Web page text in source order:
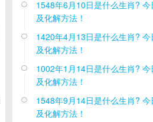

1548年6月10日是什么生肖?
及化解方法！

1420年4月13日是什么生肖?
及化解方法！

1002年1月14日是什么生肖?
及化解方法！

1548年9月14日是什么生肖?
及化解方法！